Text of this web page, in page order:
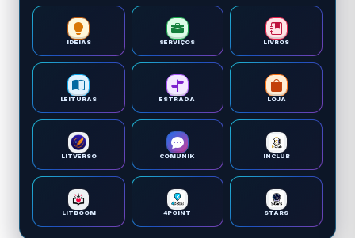
IDEIAS SERVIÇOS LIVROS
LEITURAS ESTRADA LOJA
LITVERSO COMUNIK INCLUB
LITBOOM 4POINT STARS